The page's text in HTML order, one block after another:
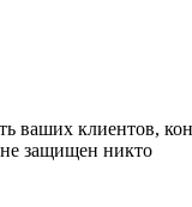
ваших клиентов,
защищен никто